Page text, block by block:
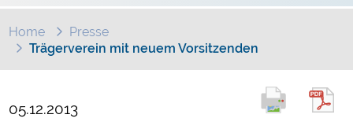
Home
Presse
Trägerverein mit neuem Vorsitzenden
05.12.2013